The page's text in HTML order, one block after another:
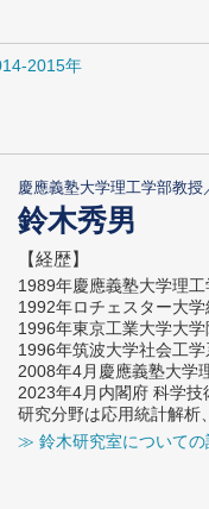
2015年
慶應義塾大学理工学部教授
鈴木秀男
【経歴】
1989年慶應義塾大学理工
1992年ロチェスター大学
1996年東京工業大学大
1996年筑波大学社会工
2008年4月慶應義塾大学
2023年4月内閣府 科学技
研究分野は応用統計解析
≫ 鈴木研究室についての